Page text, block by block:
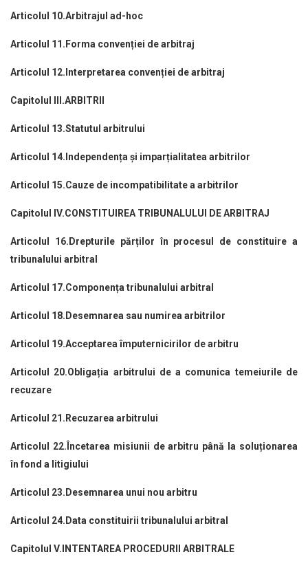
Articolul 10.Arbitrajul ad-hoc
Articolul 11.Forma convenției de arbitraj
Articolul 12.Interpretarea convenției de arbitraj
Capitolul III.ARBITRII
Articolul 13.Statutul arbitrului
Articolul 14.Independența și imparțialitatea arbitrilor
Articolul 15.Cauze de incompatibilitate a arbitrilor
Capitolul IV.CONSTITUIREA TRIBUNALULUI DE ARBITRAJ
Articolul 16.Drepturile părților în procesul de constituire a
tribunalului arbitral
Articolul 17.Componența tribunalului arbitral
Articolul 18.Desemnarea sau numirea arbitrilor
Articolul 19.Acceptarea împuternicirilor de arbitru
Articolul 20.Obligația arbitrului de a comunica temeiurile de
recuzare
Articolul 21.Recuzarea arbitrului
Articolul 22.Încetarea misiunii de arbitru până la soluționarea
în fond a litigiului
Articolul 23.Desemnarea unui nou arbitru
Articolul 24.Data constituirii tribunalului arbitral
Capitolul V.INTENTAREA PROCEDURII ARBITRALE